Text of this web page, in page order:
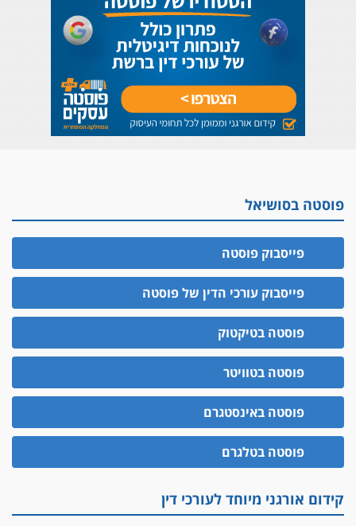
פוסטה בסושיאל
פייסבוק פוסטה
פייסבוק עורכי הדין של פוסטה
פוסטה בטיקטוק
פוסטה בטוויטר
פוסטה באינסטגרם
פוסטה בטלגרם
קידום אורגני מיוחד לעורכי דין